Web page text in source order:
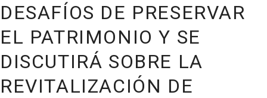
DESAFÍOS DE PRESERVAR
EL PATRIMONIO Y SE
DISCUTIRÁ SOBRE LA
REVITALIZACIÓN DE